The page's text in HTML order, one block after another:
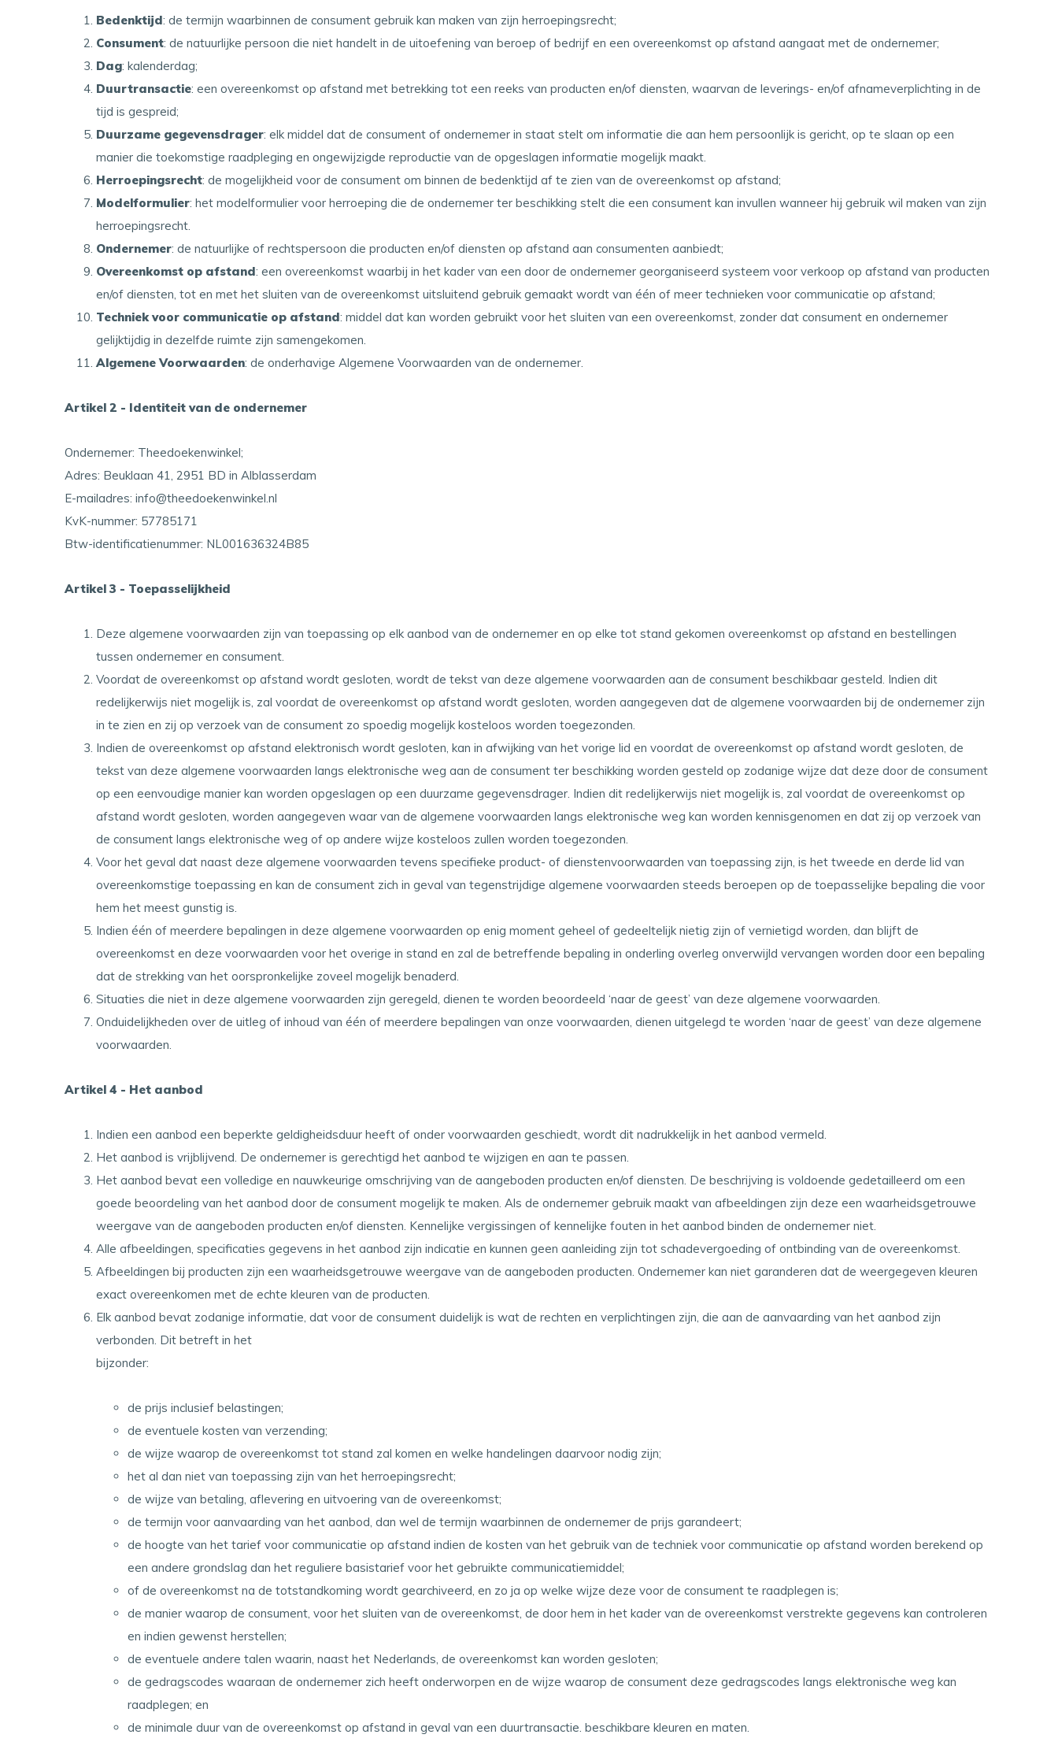
Bedenktijd: de termijn waarbinnen de consument gebruik kan maken van zijn herroepingsrecht;
Consument: de natuurlijke persoon die niet handelt in de uitoefening van beroep of bedrijf en een overeenkomst op afstand aangaat met de ondernemer;
Dag: kalenderdag;
Duurtransactie: een overeenkomst op afstand met betrekking tot een reeks van producten en/of diensten, waarvan de leverings- en/of afnameverplichting in de
tijd is gespreid;
Duurzame gegevensdrager: elk middel dat de consument of ondernemer in staat stelt om informatie die aan hem persoonlijk is gericht, op te slaan op een
manier die toekomstige raadpleging en ongewijzigde reproductie van de opgeslagen informatie mogelijk maakt.
Herroepingsrecht: de mogelijkheid voor de consument om binnen de bedenktijd af te zien van de overeenkomst op afstand;
Modelformulier: het modelformulier voor herroeping die de ondernemer ter beschikking stelt die een consument kan invullen wanneer hij gebruik wil maken van zijn
herroepingsrecht.
Ondernemer: de natuurlijke of rechtspersoon die producten en/of diensten op afstand aan consumenten aanbiedt;
Overeenkomst op afstand: een overeenkomst waarbij in het kader van een door de ondernemer georganiseerd systeem voor verkoop op afstand van producten
en/of diensten, tot en met het sluiten van de overeenkomst uitsluitend gebruik gemaakt wordt van één of meer technieken voor communicatie op afstand;
Techniek voor communicatie op afstand: middel dat kan worden gebruikt voor het sluiten van een overeenkomst, zonder dat consument en ondernemer
gelijktijdig in dezelfde ruimte zijn samengekomen.
Algemene Voorwaarden: de onderhavige Algemene Voorwaarden van de ondernemer.
Artikel 2 - Identiteit van de ondernemer
Ondernemer: Theedoekenwinkel;
Adres: Beuklaan 41, 2951 BD in Alblasserdam
E-mailadres: info@theedoekenwinkel.nl
KvK-nummer: 57785171
Btw-identificatienummer: NL001636324B85
Artikel 3 - Toepasselijkheid
Deze algemene voorwaarden zijn van toepassing op elk aanbod van de ondernemer en op elke tot stand gekomen overeenkomst op afstand en bestellingen
tussen ondernemer en consument.
Voordat de overeenkomst op afstand wordt gesloten, wordt de tekst van deze algemene voorwaarden aan de consument beschikbaar gesteld. Indien dit
redelijkerwijs niet mogelijk is, zal voordat de overeenkomst op afstand wordt gesloten, worden aangegeven dat de algemene voorwaarden bij de ondernemer zijn
in te zien en zij op verzoek van de consument zo spoedig mogelijk kosteloos worden toegezonden.
Indien de overeenkomst op afstand elektronisch wordt gesloten, kan in afwijking van het vorige lid en voordat de overeenkomst op afstand wordt gesloten, de
tekst van deze algemene voorwaarden langs elektronische weg aan de consument ter beschikking worden gesteld op zodanige wijze dat deze door de consument
op een eenvoudige manier kan worden opgeslagen op een duurzame gegevensdrager. Indien dit redelijkerwijs niet mogelijk is, zal voordat de overeenkomst op
afstand wordt gesloten, worden aangegeven waar van de algemene voorwaarden langs elektronische weg kan worden kennisgenomen en dat zij op verzoek van
de consument langs elektronische weg of op andere wijze kosteloos zullen worden toegezonden.
Voor het geval dat naast deze algemene voorwaarden tevens specifieke product- of dienstenvoorwaarden van toepassing zijn, is het tweede en derde lid van
overeenkomstige toepassing en kan de consument zich in geval van tegenstrijdige algemene voorwaarden steeds beroepen op de toepasselijke bepaling die voor
hem het meest gunstig is.
Indien één of meerdere bepalingen in deze algemene voorwaarden op enig moment geheel of gedeeltelijk nietig zijn of vernietigd worden, dan blijft de
overeenkomst en deze voorwaarden voor het overige in stand en zal de betreffende bepaling in onderling overleg onverwijld vervangen worden door een bepaling
dat de strekking van het oorspronkelijke zoveel mogelijk benaderd.
Situaties die niet in deze algemene voorwaarden zijn geregeld, dienen te worden beoordeeld ‘naar de geest’ van deze algemene voorwaarden.
Onduidelijkheden over de uitleg of inhoud van één of meerdere bepalingen van onze voorwaarden, dienen uitgelegd te worden ‘naar de geest’ van deze algemene
voorwaarden.
Artikel 4 - Het aanbod
Indien een aanbod een beperkte geldigheidsduur heeft of onder voorwaarden geschiedt, wordt dit nadrukkelijk in het aanbod vermeld.
Het aanbod is vrijblijvend. De ondernemer is gerechtigd het aanbod te wijzigen en aan te passen.
Het aanbod bevat een volledige en nauwkeurige omschrijving van de aangeboden producten en/of diensten. De beschrijving is voldoende gedetailleerd om een
goede beoordeling van het aanbod door de consument mogelijk te maken. Als de ondernemer gebruik maakt van afbeeldingen zijn deze een waarheidsgetrouwe
weergave van de aangeboden producten en/of diensten. Kennelijke vergissingen of kennelijke fouten in het aanbod binden de ondernemer niet.
Alle afbeeldingen, specificaties gegevens in het aanbod zijn indicatie en kunnen geen aanleiding zijn tot schadevergoeding of ontbinding van de overeenkomst.
Afbeeldingen bij producten zijn een waarheidsgetrouwe weergave van de aangeboden producten. Ondernemer kan niet garanderen dat de weergegeven kleuren
exact overeenkomen met de echte kleuren van de producten.
Elk aanbod bevat zodanige informatie, dat voor de consument duidelijk is wat de rechten en verplichtingen zijn, die aan de aanvaarding van het aanbod zijn
verbonden. Dit betreft in het
bijzonder:
de prijs inclusief belastingen;
de eventuele kosten van verzending;
de wijze waarop de overeenkomst tot stand zal komen en welke handelingen daarvoor nodig zijn;
het al dan niet van toepassing zijn van het herroepingsrecht;
de wijze van betaling, aflevering en uitvoering van de overeenkomst;
de termijn voor aanvaarding van het aanbod, dan wel de termijn waarbinnen de ondernemer de prijs garandeert;
de hoogte van het tarief voor communicatie op afstand indien de kosten van het gebruik van de techniek voor communicatie op afstand worden berekend op
een andere grondslag dan het reguliere basistarief voor het gebruikte communicatiemiddel;
of de overeenkomst na de totstandkoming wordt gearchiveerd, en zo ja op welke wijze deze voor de consument te raadplegen is;
de manier waarop de consument, voor het sluiten van de overeenkomst, de door hem in het kader van de overeenkomst verstrekte gegevens kan controleren
en indien gewenst herstellen;
de eventuele andere talen waarin, naast het Nederlands, de overeenkomst kan worden gesloten;
de gedragscodes waaraan de ondernemer zich heeft onderworpen en de wijze waarop de consument deze gedragscodes langs elektronische weg kan
raadplegen; en
de minimale duur van de overeenkomst op afstand in geval van een duurtransactie. beschikbare kleuren en maten.